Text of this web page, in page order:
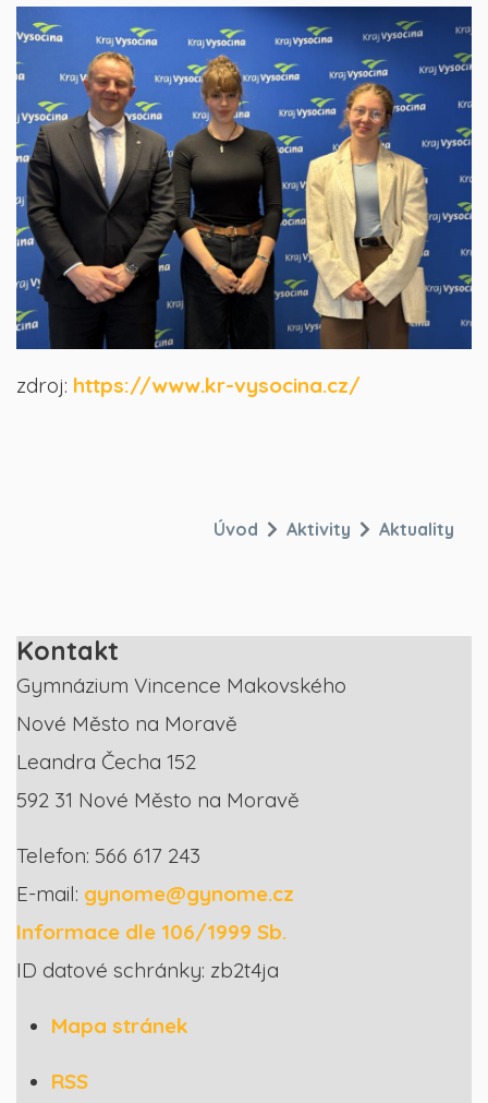
zdroj: https://www.kr-vysocina.cz/
Úvod Aktivity Aktuality
Kontakt
Gymnázium Vincence Makovského
Nové Město na Moravě
Leandra Čecha 152
592 31 Nové Město na Moravě
Telefon: 566 617 243
E-mail: gynome@gynome.cz
Informace dle 106/1999 Sb.
ID datové schránky: zb2t4ja
Mapa stránek
RSS